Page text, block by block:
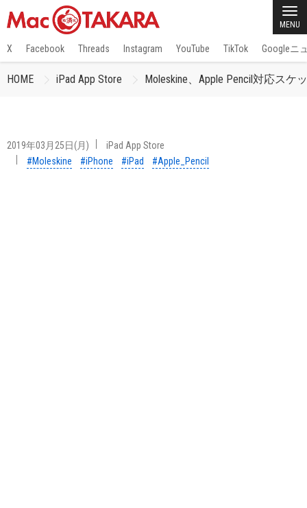
MENU
X Facebook Threads Instagram YouTube TikTok Googleニ
HOME iPad App Store Moleskine、Apple Pencil対応スケ
2019年03月25日(月)
iPad App Store
#Moleskine
#iPhone #iPad #Apple_Pencil